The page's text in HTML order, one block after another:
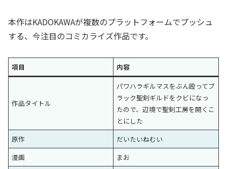
本作はKADOKAWAが複数のプラットフォームでプッシュ
する、今注目のコミカライズ作品です。
項目 内容
作品タイトル
パワハラギルマスをぶん殴ってブ
ラック聖剣ギルドをクビになっ
たので、辺境で聖剣工房を開くこ
とにした
原作
だいたいねむい
漫画
まお